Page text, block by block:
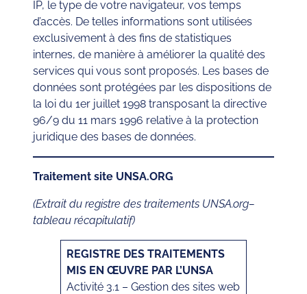
IP, le type de votre navigateur, vos temps
d’accès. De telles informations sont utilisées
exclusivement à des fins de statistiques
internes, de manière à améliorer la qualité des
services qui vous sont proposés. Les bases de
données sont protégées par les dispositions de
la loi du 1er juillet 1998 transposant la directive
96/9 du 11 mars 1996 relative à la protection
juridique des bases de données.
Traitement site UNSA.ORG
(Extrait du registre des traitements UNSA.org–
tableau récapitulatif)
REGISTRE DES TRAITEMENTS
MIS EN ŒUVRE PAR L’UNSA
Activité 3.1 – Gestion des sites web